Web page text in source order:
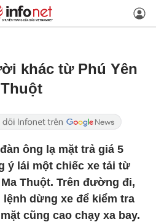
khác từ Phú Yên
ông lạ mặt trả giá 5
ý lái một chiếc xe tải từ
Thuột. Trên đường đi,
dừng xe để kiểm tra
cũng cao chạy xa bay.